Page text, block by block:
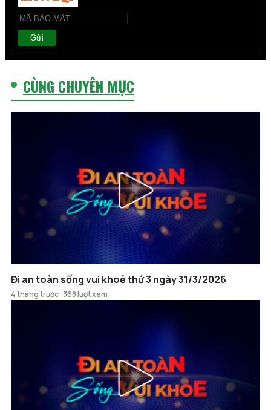
Gửi
CÙNG CHUYÊN MỤC
Đi an toàn sống vui khoẻ thứ 3 ngày 31/3/2026
4 tháng trước 368 lượt xem